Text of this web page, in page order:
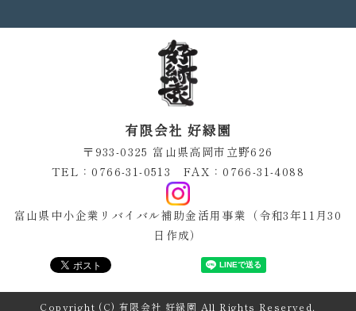
有限会社 好緑園
〒933-0325 富山県高岡市立野626
TEL：0766-31-0513 FAX：0766-31-4088
富山県中小企業リバイバル補助金活用事業（令和3年11月30
日作成）
Copyright (C) 有限会社 好緑園 All Rights Reserved.